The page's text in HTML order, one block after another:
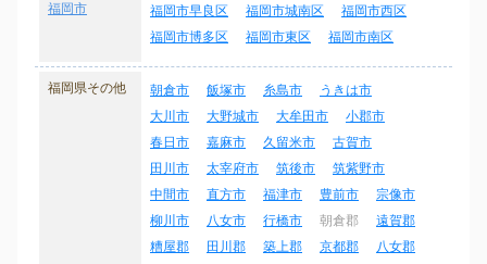
福岡市 福岡市早良区 福岡市城南区
福岡市西区
福岡市博多区
福岡市東区 福岡市南区
福岡県その他 朝倉市 飯塚市 糸島市
うきは市
大川市
大野城市 大牟田市
小郡市
春日市
嘉麻市 久留米市
古賀市
田川市
太宰府市 筑後市
筑紫野市
中間市
直方市 福津市 豊前市
宗像市
柳川市
八女市 行橋市 朝倉郡
遠賀郡
糟屋郡
田川郡 築上郡 京都郡 八女郡